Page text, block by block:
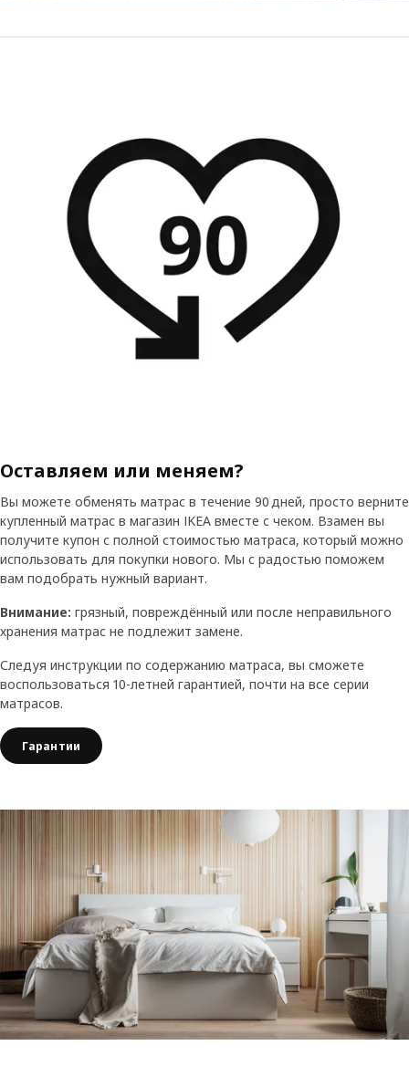
Оставляем или меняем?
Вы можете обменять матрас в течение 90 дней, просто верните
купленный матрас в магазин IKEA вместе с чеком. Взамен вы
получите купон с полной стоимостью матраса, который можно
использовать для покупки нового. Мы с радостью поможем
вам подобрать нужный вариант.
Внимание: грязный, повреждённый или после неправильного
хранения матрас не подлежит замене.
Следуя инструкции по содержанию матраса, вы сможете
воспользоваться 10-летней гарантией, почти на все серии
матрасов.
Гарантии